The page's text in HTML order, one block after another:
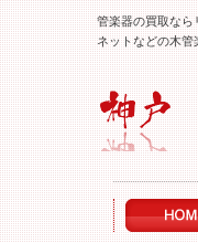
管楽器の買取なら
ネットなどの木管